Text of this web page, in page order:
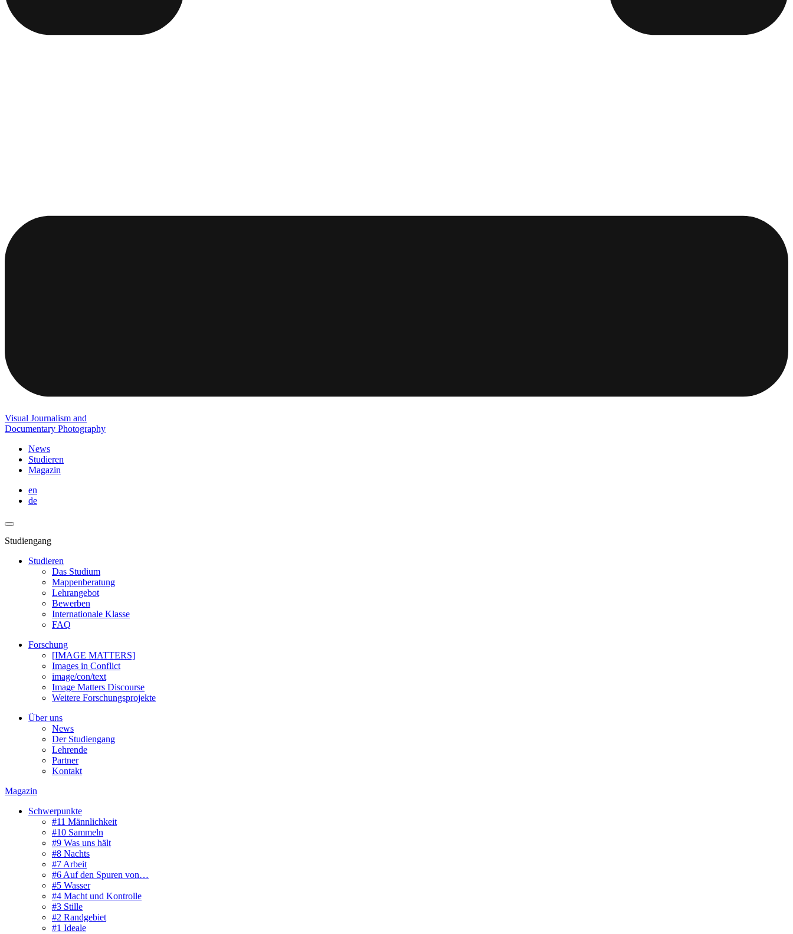
Visual Journalism and
Documentary Photography
News
Studieren
Magazin
en
de
Studiengang
Studieren
Das Studium
Mappenberatung
Lehrangebot
Bewerben
Internationale Klasse
FAQ
Forschung
[IMAGE MATTERS]
Images in Conflict
image/con/text
Image Matters Discourse
Weitere Forschungsprojekte
Über uns
News
Der Studiengang
Lehrende
Partner
Kontakt
Magazin
Schwerpunkte
#11 Männlichkeit
#10 Sammeln
#9 Was uns hält
#8 Nachts
#7 Arbeit
#6 Auf den Spuren von…
#5 Wasser
#4 Macht und Kontrolle
#3 Stille
#2 Randgebiet
#1 Ideale